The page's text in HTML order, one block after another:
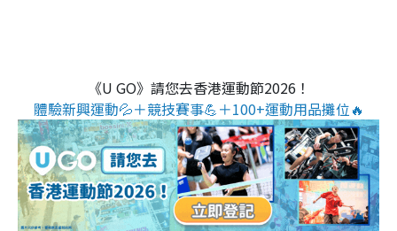
《U GO》請您去香港運動節2026！
體驗新興運動💦＋競技賽事💪＋100+運動用品攤位🔥